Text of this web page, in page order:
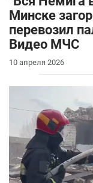
Минске
перевозил
Видео МЧС
10 апреля 2026